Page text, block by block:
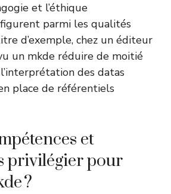
et l’éthique
parmi les qualités
d’exemple, chez un éditeur
un mkde réduire de moitié
des datas
place de référentiels
et
privilégier pour
?